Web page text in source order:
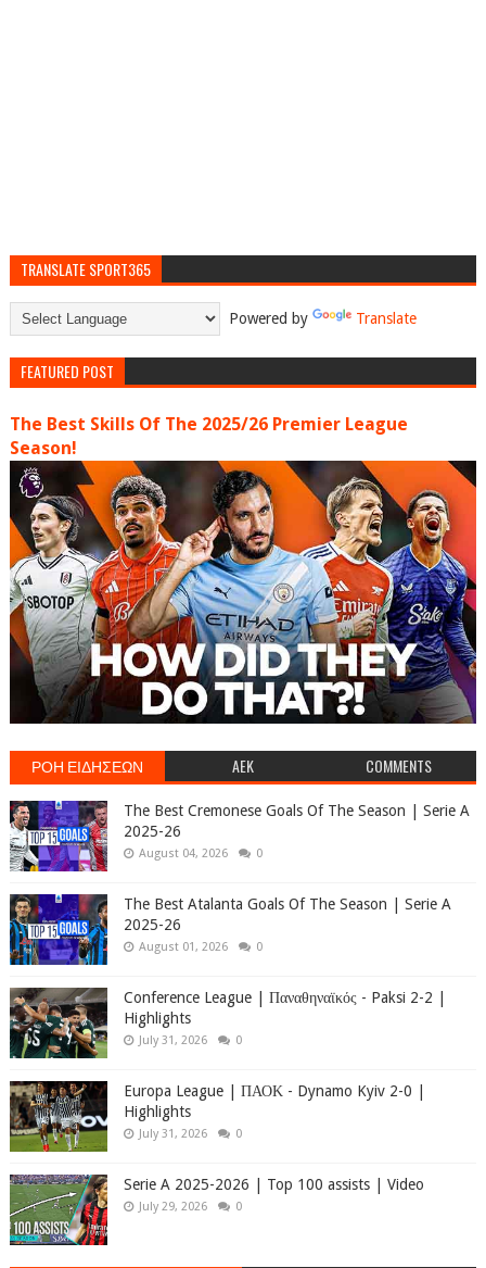
TRANSLATE SPORT365
Powered by Translate
FEATURED POST
The Best Skills Of The 2025/26 Premier League
Season!
ΡΟΗ ΕΙΔΗΣΕΩΝ AEK COMMENTS
The Best Cremonese Goals Of The Season | Serie A
2025-26
August 04, 2026 0
The Best Atalanta Goals Of The Season | Serie A
2025-26
August 01, 2026 0
Conference League | Παναθηναϊκός - Paksi 2-2 |
Highlights
July 31, 2026 0
Europa League | ΠΑΟΚ - Dynamo Kyiv 2-0 |
Highlights
July 31, 2026 0
Serie A 2025-2026 | Top 100 assists | Video
July 29, 2026 0